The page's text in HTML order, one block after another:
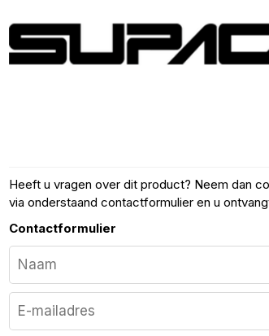
Heeft u vragen over dit product? Neem dan
via onderstaand contactformulier en u
Contactformulier